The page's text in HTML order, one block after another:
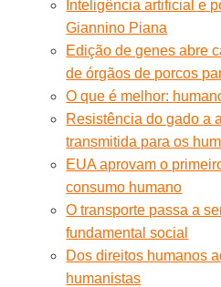
Inteligência artificial e
Giannino Piana
Edição de genes abre
de órgãos de porcos
O que é melhor:
Resistência do gado a
transmitida para os
EUA aprovam o
consumo humano
O transporte passa a
fundamental social
Dos direitos humanos
humanistas